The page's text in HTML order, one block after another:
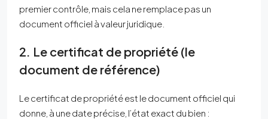
premier contrôle, mais cela ne remplace pas un
document officiel à valeur juridique.
2. Le certificat de propriété (le
document de référence)
Le certificat de propriété est le document officiel qui
donne, à une date précise, l’état exact du bien :